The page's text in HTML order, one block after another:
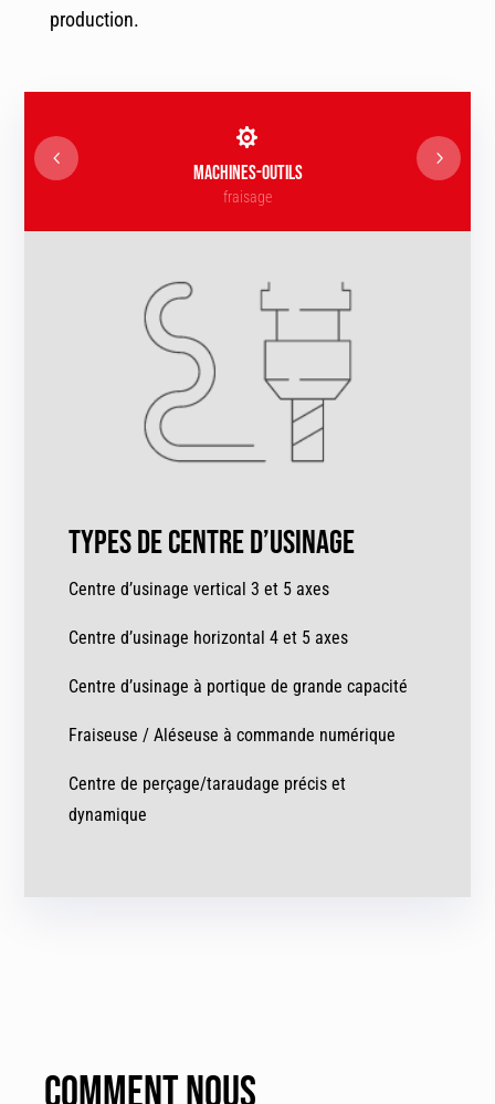
production.

MACHINES-OUTILS
fraisage
Types de centre d’usinage
Centre d’usinage vertical 3 et 5 axes
Centre d’usinage horizontal 4 et 5 axes
Centre d’usinage à portique de grande capacité
Fraiseuse / Aléseuse à commande numérique
Centre de perçage/taraudage précis et
dynamique